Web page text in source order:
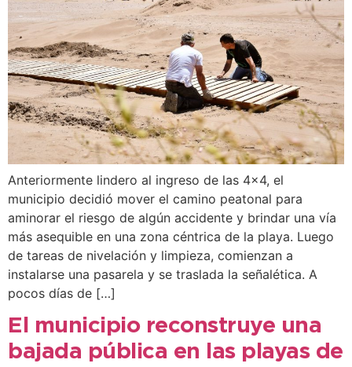
Anteriormente lindero al ingreso de las 4×4, el
municipio decidió mover el camino peatonal para
aminorar el riesgo de algún accidente y brindar una vía
más asequible en una zona céntrica de la playa. Luego
de tareas de nivelación y limpieza, comienzan a
instalarse una pasarela y se traslada la señalética. A
pocos días de […]
El municipio reconstruye una
bajada pública en las playas de